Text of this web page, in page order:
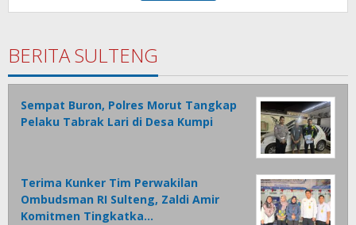
BERITA SULTENG
Sempat Buron, Polres Morut Tangkap
Pelaku Tabrak Lari di Desa Kumpi
Terima Kunker Tim Perwakilan
Ombudsman RI Sulteng, Zaldi Amir
Komitmen Tingkatka…